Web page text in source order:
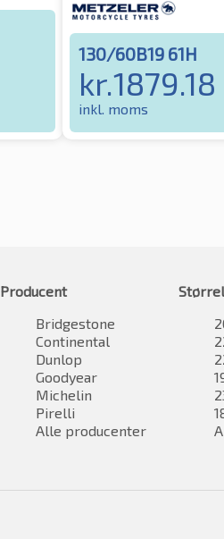
130/60B19 61H
kr.1879.18
inkl. moms
Producent
Bridgestone
Continental
Dunlop
Goodyear
Michelin
Pirelli
Alle producenter